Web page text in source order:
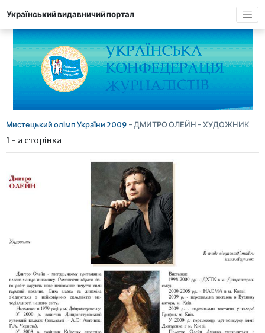
Український видавничий портал
Мистецький олімп України 2009 - ДМИТРО ОЛЕЙН - ХУДОЖНИК
1 - а сторінка